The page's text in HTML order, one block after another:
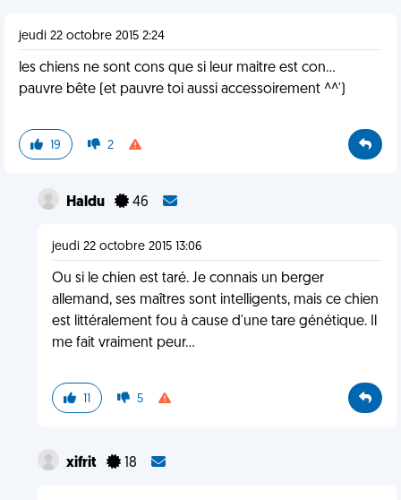
jeudi 22 octobre 2015 2:24
les chiens ne sont cons que si leur maitre est con...
pauvre bête (et pauvre toi aussi accessoirement ^^')
19 2
Haldu 46
jeudi 22 octobre 2015 13:06
Ou si le chien est taré. Je connais un berger
allemand, ses maîtres sont intelligents, mais ce chien
est littéralement fou à cause d'une tare génétique. Il
me fait vraiment peur...
11 5
xifrit 18